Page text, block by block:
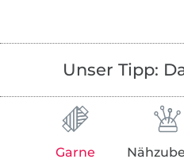
Unser Tipp:
Garne